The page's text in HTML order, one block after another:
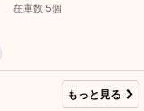
在庫数 5個
もっと見る